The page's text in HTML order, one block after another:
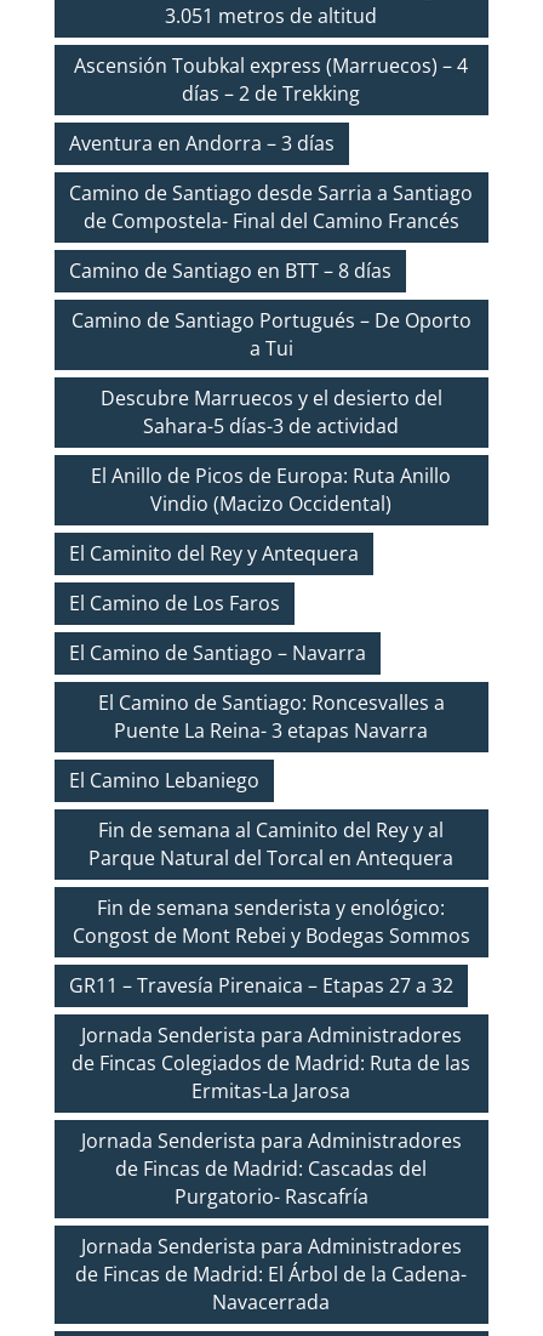
3.051 metros de altitud
Ascensión Toubkal express (Marruecos) – 4
días – 2 de Trekking
Aventura en Andorra – 3 días
Camino de Santiago desde Sarria a Santiago
de Compostela- Final del Camino Francés
Camino de Santiago en BTT – 8 días
Camino de Santiago Portugués – De Oporto
a Tui
Descubre Marruecos y el desierto del
Sahara-5 días-3 de actividad
El Anillo de Picos de Europa: Ruta Anillo
Vindio (Macizo Occidental)
El Caminito del Rey y Antequera
El Camino de Los Faros
El Camino de Santiago – Navarra
El Camino de Santiago: Roncesvalles a
Puente La Reina- 3 etapas Navarra
El Camino Lebaniego
Fin de semana al Caminito del Rey y al
Parque Natural del Torcal en Antequera
Fin de semana senderista y enológico:
Congost de Mont Rebei y Bodegas Sommos
GR11 – Travesía Pirenaica – Etapas 27 a 32
Jornada Senderista para Administradores
de Fincas Colegiados de Madrid: Ruta de las
Ermitas-La Jarosa
Jornada Senderista para Administradores
de Fincas de Madrid: Cascadas del
Purgatorio- Rascafría
Jornada Senderista para Administradores
de Fincas de Madrid: El Árbol de la Cadena-
Navacerrada